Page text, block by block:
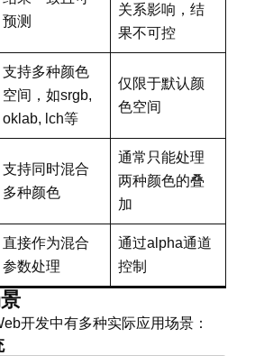
}
class="color-palette"
<div class
color-item
<div class="color-item
< div class
color-item
<div class
color-item
< div class
color-item
<div class="color-item
>
background-color:
* 使用特性检测的进阶方案 */
@supports (background-
background-color:
}
}
class="fallback-example"
class
预测
关系影响，结
果不可控
支持多种颜色
空间，如srgb,
oklab, lch等
仅限于默认颜
色空间
支持同时混合
多种颜色
通常只能处理
两种颜色的叠
加
直接作为混合
参数处理
通过alpha通道
控制
开发中有多种实际应用场景：